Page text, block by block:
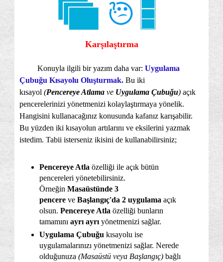
Karşılaştırma
Konuyla ilgili bir yazım daha var: Uygulama
Çubuğu Kısayolu Oluşturmak. Bu iki
kısayol (Pencereye Atlama ve Uygulama Çubuğu) açık
pencerelerinizi yönetmenizi kolaylaştırmaya yönelik.
Hangisini kullanacağınız konusunda kafanız karışabilir.
Bu yüzden iki kısayolun artılarını ve eksilerini yazmak
istedim. Tabii isterseniz ikisini de kullanabilirsiniz;
Pencereye Atla özelliği ile açık bütün
pencereleri yönetebilirsiniz.
Örneğin Masaüstünde 3
pencere ve Başlangıç'da 2 uygulama açık
olsun. Pencereye Atla özelliği bunların
tamamını ayrı ayrı yönetmenizi sağlar.
Uygulama Çubuğu kısayolu ise
uygulamalarınızı yönetmenizi sağlar. Nerede
olduğunuza (Masaüstü veya Başlangıç) bağlı